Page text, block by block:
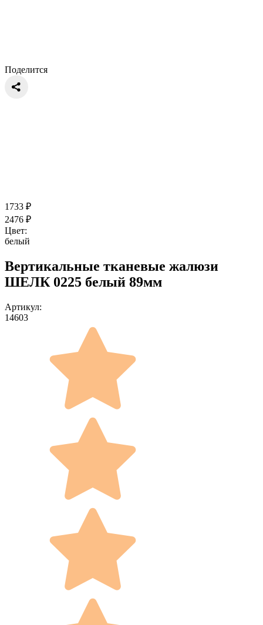
Поделится
1733 ₽
2476 ₽
Цвет:
белый
Вертикальные тканевые жалюзи
ШЕЛК 0225 белый 89мм
Артикул:
14603